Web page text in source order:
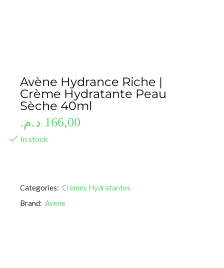
Avène Hydrance Riche |
Crème Hydratante Peau
Sèche 40ml
166,00 د.م.
In stock
Categories: Crèmes Hydratantes
Brand: Avene